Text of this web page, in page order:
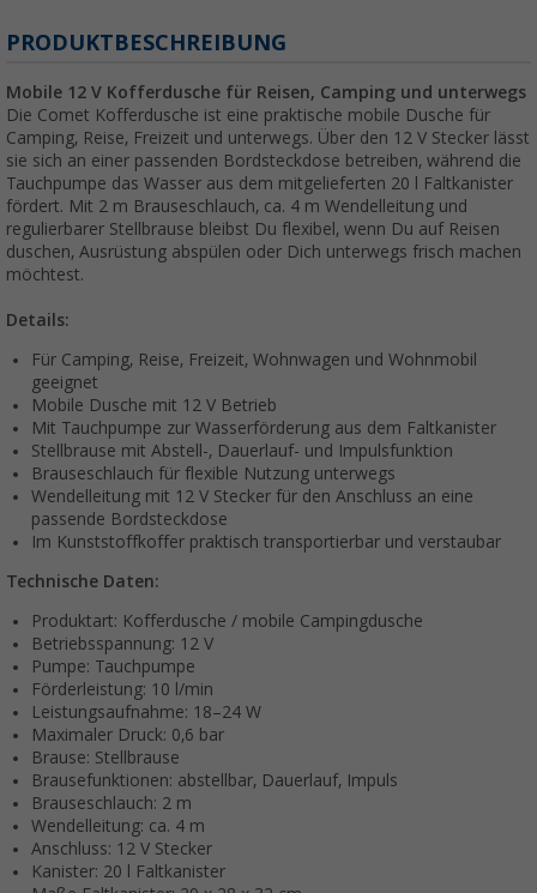
PRODUKTBESCHREIBUNG
Mobile 12 V Kofferdusche für Reisen, Camping und unterwegs
Die Comet Kofferdusche ist eine praktische mobile Dusche für
Camping, Reise, Freizeit und unterwegs. Über den 12 V Stecker lässt
sie sich an einer passenden Bordsteckdose betreiben, während die
Tauchpumpe das Wasser aus dem mitgelieferten 20 l Faltkanister
fördert. Mit 2 m Brauseschlauch, ca. 4 m Wendelleitung und
regulierbarer Stellbrause bleibst Du flexibel, wenn Du auf Reisen
duschen, Ausrüstung abspülen oder Dich unterwegs frisch machen
möchtest.
Details:
Für Camping, Reise, Freizeit, Wohnwagen und Wohnmobil
geeignet
Mobile Dusche mit 12 V Betrieb
Mit Tauchpumpe zur Wasserförderung aus dem Faltkanister
Stellbrause mit Abstell-, Dauerlauf- und Impulsfunktion
Brauseschlauch für flexible Nutzung unterwegs
Wendelleitung mit 12 V Stecker für den Anschluss an eine
passende Bordsteckdose
Im Kunststoffkoffer praktisch transportierbar und verstaubar
Technische Daten:
Produktart: Kofferdusche / mobile Campingdusche
Betriebsspannung: 12 V
Pumpe: Tauchpumpe
Förderleistung: 10 l/min
Leistungsaufnahme: 18–24 W
Maximaler Druck: 0,6 bar
Brause: Stellbrause
Brausefunktionen: abstellbar, Dauerlauf, Impuls
Brauseschlauch: 2 m
Wendelleitung: ca. 4 m
Anschluss: 12 V Stecker
Kanister: 20 l Faltkanister